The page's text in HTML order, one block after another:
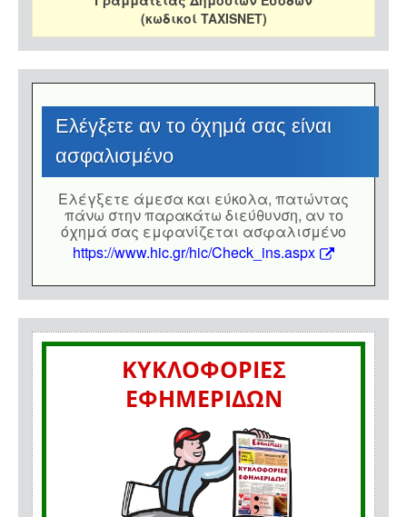
(κωδικοί TAXISNET)
Eλέγξετε αν το όχημά σας είναι
ασφαλισμένο
Eλέγξετε άμεσα και εύκολα, πατώντας
πάνω στην παρακάτω διεύθυνση, αν το
όχημά σας εμφανίζεται ασφαλισμένο
https://www.hic.gr/hic/Check_ins.aspx
ΚΥΚΛΟΦΟΡΙΕΣ
ΕΦΗΜΕΡΙΔΩΝ